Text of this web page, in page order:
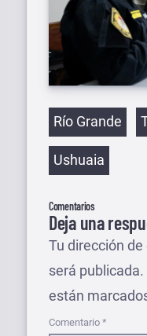
Etiquetas
Río Grande
Ushuaia
Comentarios
Deja una
Tu dirección
será publicada.
están
Comentario *